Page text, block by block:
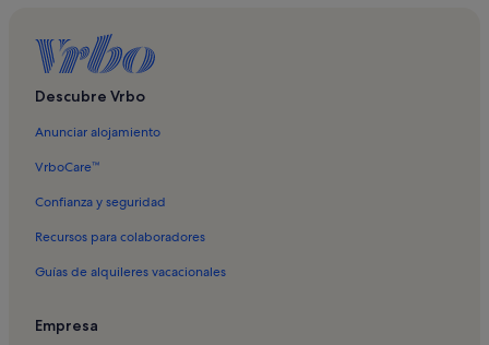
Alquileres vacacionales en Playa Camarones
Alquileres vacacionales en Díaz Ordaz
Alquileres vacacionales en Emiliano Zapata
Alquileres vacacionales en Isla Cuale
Descubre Vrbo
Anunciar alojamiento
VrboCare™
Confianza y seguridad
Recursos para colaboradores
Guías de alquileres vacacionales
Empresa